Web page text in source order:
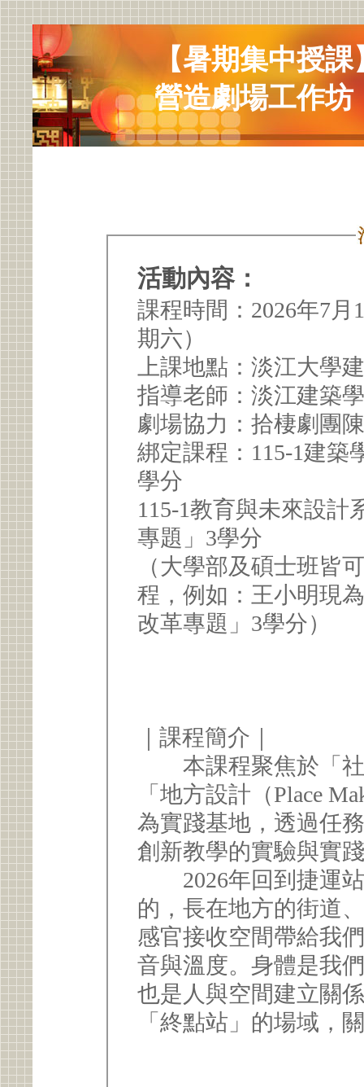
【暑期集中授
營造劇場工作坊
活動內容：
課程時間：2026年7
期六）
上課地點：淡江大學
指導老師：淡江建築
劇場協力：拾棲劇團
綁定課程：115-1建築
學分
115-1教育與未來設計
專題」3學分
（大學部及碩士班皆
程，例如：王小明現
改革專題」3學分）
｜課程簡介｜
本課程聚焦於「社
「地方設計（Place
為實踐基地，透過任
創新教學的實驗與實
2026年回到捷運站
的，長在地方的街道
感官接收空間帶給我
音與溫度。身體是我
也是人與空間建立關
「終點站」的場域，